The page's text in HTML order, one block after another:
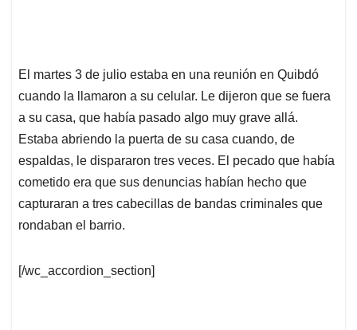
El martes 3 de julio estaba en una reunión en Quibdó
cuando la llamaron a su celular. Le dijeron que se fuera
a su casa, que había pasado algo muy grave allá.
Estaba abriendo la puerta de su casa cuando, de
espaldas, le dispararon tres veces. El pecado que había
cometido era que sus denuncias habían hecho que
capturaran a tres cabecillas de bandas criminales que
rondaban el barrio.
[/wc_accordion_section]